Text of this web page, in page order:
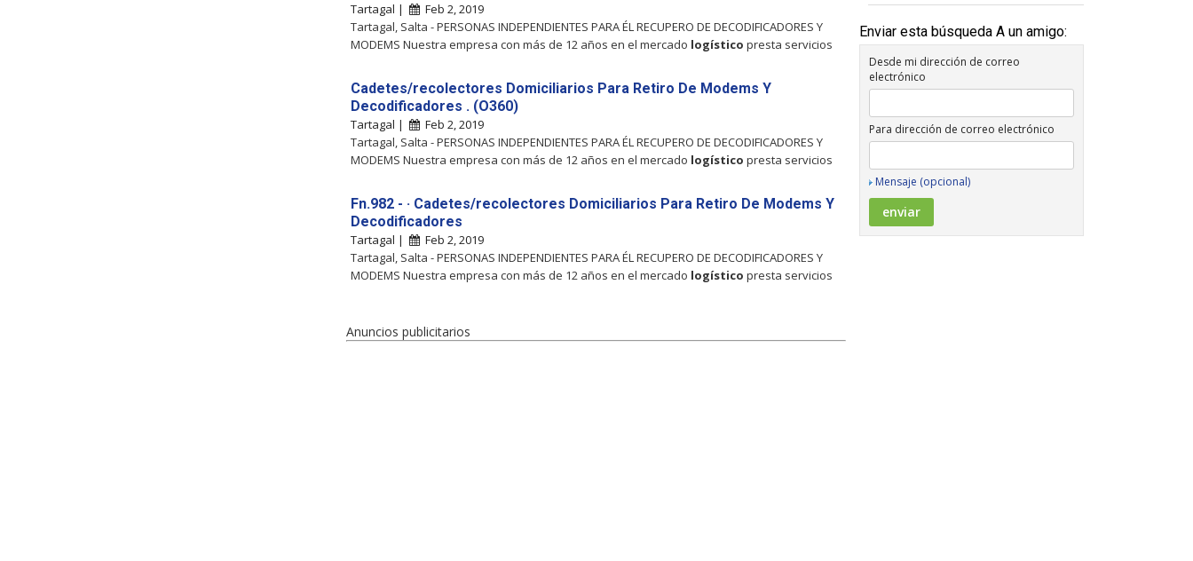
Enviar esta búsqueda A un amigo:
Desde mi dirección de correo
electrónico
Para dirección de correo electrónico
Mensaje (opcional)
Tartagal |
Feb 2, 2019
Tartagal, Salta - PERSONAS INDEPENDIENTES PARA ÉL RECUPERO DE DECODIFICADORES Y
MODEMS Nuestra empresa con más de 12 años en el mercado logístico presta servicios
Cadetes/recolectores Domiciliarios Para Retiro De Modems Y
Decodificadores . (O360)
Tartagal |
Feb 2, 2019
Tartagal, Salta - PERSONAS INDEPENDIENTES PARA ÉL RECUPERO DE DECODIFICADORES Y
MODEMS Nuestra empresa con más de 12 años en el mercado logístico presta servicios
Fn.982 - · Cadetes/recolectores Domiciliarios Para Retiro De Modems Y
Decodificadores
Tartagal |
Feb 2, 2019
Tartagal, Salta - PERSONAS INDEPENDIENTES PARA ÉL RECUPERO DE DECODIFICADORES Y
MODEMS Nuestra empresa con más de 12 años en el mercado logístico presta servicios
Anuncios publicitarios